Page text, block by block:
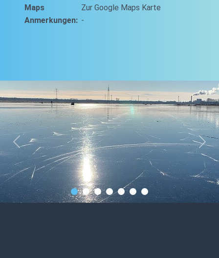
Previous Next
Maps
Zur Google Maps Karte
Anmerkungen: -